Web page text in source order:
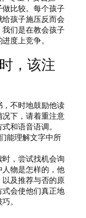
比较。每个孩子
孩子施压反而会
们是在教会孩子
度上竞争。
，该注
不时地鼓励他读
下，请着重注意
和语音语调。
能理解文字中所
，尝试找机会询
物是怎样的，他
及推荐与否的原
会使他们真正地
。